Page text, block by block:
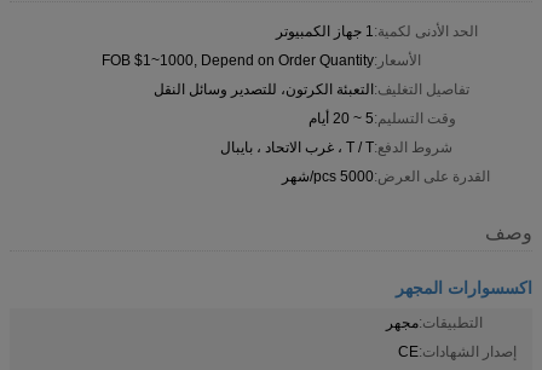
الحد الأدنى لكمية:1 جهاز الكمبيوتر
الأسعار:FOB $1~1000, Depend on Order Quantity
تفاصيل التغليف:التعبئة الكرتون، للتصدير وسائل النقل
وقت التسليم:5 ~ 20 أيام
شروط الدفع:T / T ، غرب الاتحاد ، بايبال
القدرة على العرض:5000 pcs/شهر
وصف
اكسسوارات المجهر
التطبيقات:مجهر
إصدار الشهادات:CE